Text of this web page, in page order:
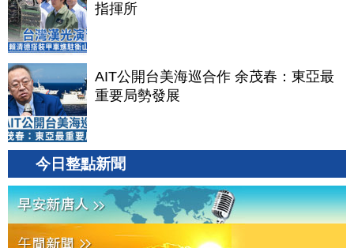
指揮所
AIT公開台美海巡合作 余茂春：東亞最
重要局勢發展
今日整點新聞